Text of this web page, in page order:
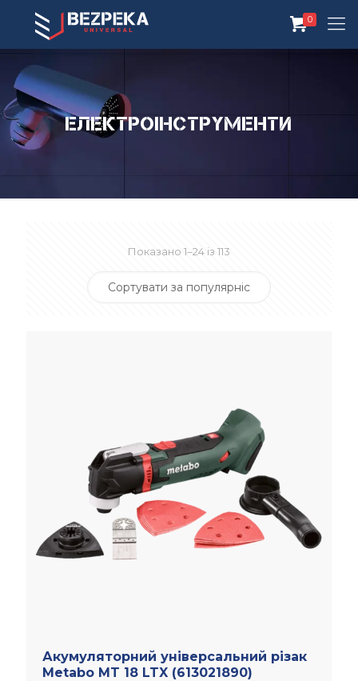
0
Електроінструменти
Показано 1–24 із 113
Акумуляторний універсальний різак
Metabo MT 18 LTX (613021890)